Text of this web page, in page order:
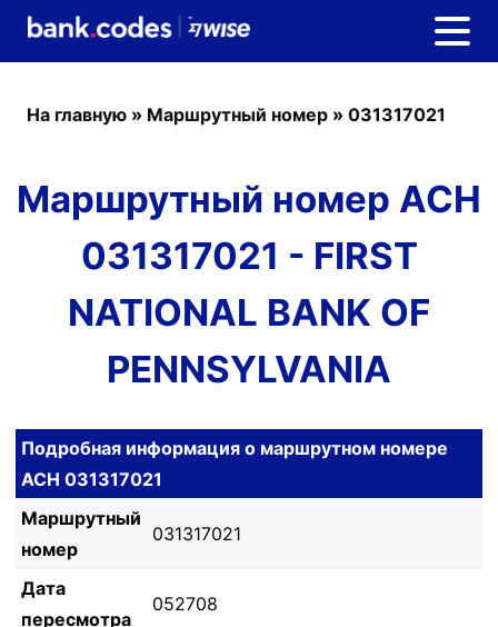
На главную » Маршрутный номер » 031317021
Маршрутный номер ACH
031317021 - FIRST
NATIONAL BANK OF
PENNSYLVANIA
Подробная информация о маршрутном номере
ACH 031317021
Маршрутный
номер
031317021
Дата
пересмотра
052708